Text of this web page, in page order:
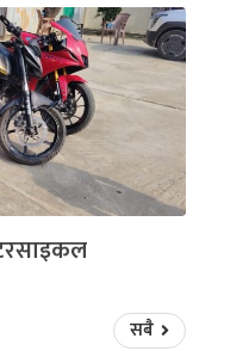
सबै